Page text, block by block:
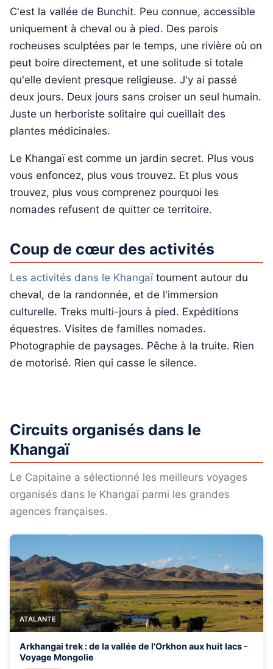
C'est la vallée de Bunchit. Peu connue, accessible
uniquement à cheval ou à pied. Des parois
rocheuses sculptées par le temps, une rivière où on
peut boire directement, et une solitude si totale
qu'elle devient presque religieuse. J'y ai passé
deux jours. Deux jours sans croiser un seul humain.
Juste un herboriste solitaire qui cueillait des
plantes médicinales.
Le Khangaï est comme un jardin secret. Plus vous
vous enfoncez, plus vous trouvez. Et plus vous
trouvez, plus vous comprenez pourquoi les
nomades refusent de quitter ce territoire.
Coup de cœur des activités
Les activités dans le Khangaïtournent autour du
cheval, de la randonnée, et de l'immersion
culturelle. Treks multi-jours à pied. Expéditions
équestres. Visites de familles nomades.
Photographie de paysages. Pêche à la truite. Rien
de motorisé. Rien qui casse le silence.
Circuits organisés dans le
Khangaï
Le Capitaine a sélectionné les meilleurs voyages
organisés dans le Khangaï parmi les grandes
agences françaises.
ATALANTE
Arkhangai trek : de la vallée de l'Orkhon aux huit lacs -
Voyage Mongolie